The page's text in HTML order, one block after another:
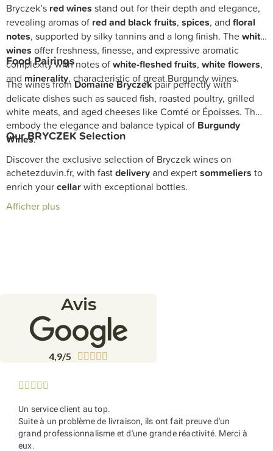
Bryczek’s red wines stand out for their depth and elegance,
revealing aromas of red and black fruits, spices, and floral
notes, supported by silky tannins and a long finish. Thewhite
wines offer freshness, finesse, and expressive aromatic
complexity with notes ofwhite-fleshed fruits, white flowers,
and minerality, characteristic of great Burgundy wines.
Food Pairings
The wines fromDomaine Bryczekpair perfectly with
delicate dishes such as sauced fish, roasted poultry, grilled
white meats, and aged cheeses like Comté or Époisses. They
embody the elegance and balance typical of Burgundy
Wines.
Our BRYCZEK Selection
Discover the exclusive selection of Bryczek wines on
achetezduvin.fr, with fastdeliveryand expertsommeliers to
enrich yourcellarwith exceptional bottles.
Afficher plus
Avis
4,9/5     
    
Un service client au top.
Suite à un problème de livraison, ils ont fait preuve d'un
grand professionnalisme et d'une grande réactivité. Merci à
eux.